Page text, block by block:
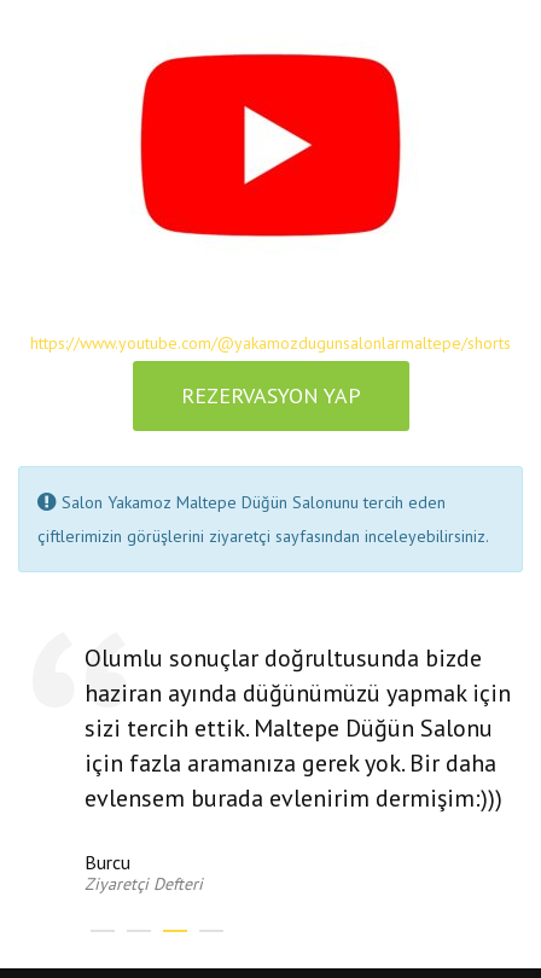
https://www.youtube.com/@yakamozdugunsalonlarmaltepe/shorts
REZERVASYON YAP
Salon Yakamoz Maltepe Düğün Salonunu tercih eden
çiftlerimizin görüşlerini ziyaretçi sayfasından inceleyebilirsiniz.
Olumlu sonuçlar doğrultusunda bizde
haziran ayında düğünümüzü yapmak için
sizi tercih ettik. Maltepe Düğün Salonu
için fazla aramanıza gerek yok. Bir daha
evlensem burada evlenirim dermişim:)))
Burcu
Ziyaretçi Defteri